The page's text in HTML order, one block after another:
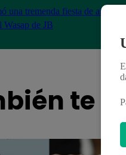
una tremenda fiesta de año
Wasap de JB
te